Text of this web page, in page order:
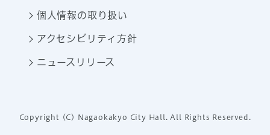
個人情報の取り扱い
アクセシビリティ方針
ニュースリリース
Copyright (C) Nagaokakyo City Hall. All Rights Reserved.